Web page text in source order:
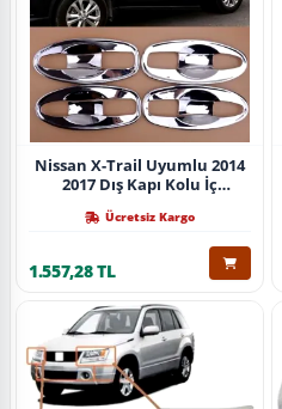
Nissan X-Trail Uyumlu 2014
2017 Dış Kapı Kolu İç
Ücretsiz Kargo
1.557,28 TL